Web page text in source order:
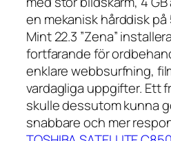
en mekanisk hårddisk på
Mint 22.3 ”Zena”
fortfarande för
enklare webbsurfning,
vardagliga uppgifter. Ett
skulle dessutom kunna
snabbare och mer